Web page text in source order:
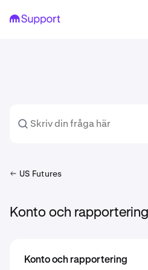
US Futures
Konto och rapportering
Konto och rapportering